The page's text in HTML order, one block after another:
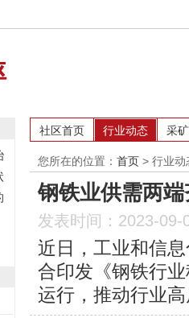
社区首页 行业动态 采
您所在的位置： 首页 > 行业动
钢铁业供需两
发表时间：2023-09-
近日，工业和信
合印发《钢铁行
运行，推动行业